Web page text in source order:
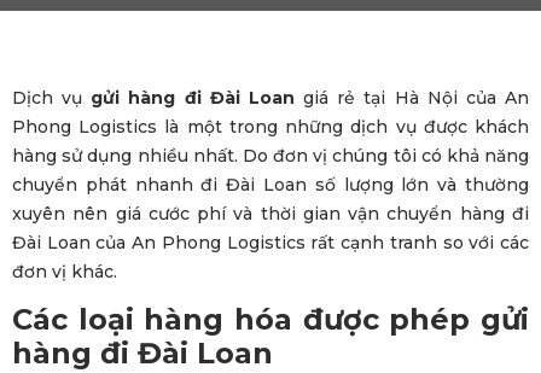
Dịch vụ gửi hàng đi Đài Loan giá rẻ tại Hà Nội của An
Phong Logistics là một trong những dịch vụ được khách
hàng sử dụng nhiều nhất. Do đơn vị chúng tôi có khả năng
chuyển phát nhanh đi Đài Loan số lượng lớn và thường
xuyên nên giá cước phí và thời gian vận chuyển hàng đi
Đài Loan của An Phong Logistics rất cạnh tranh so với các
đơn vị khác.
Các loại hàng hóa được phép gửi
hàng đi Đài Loan